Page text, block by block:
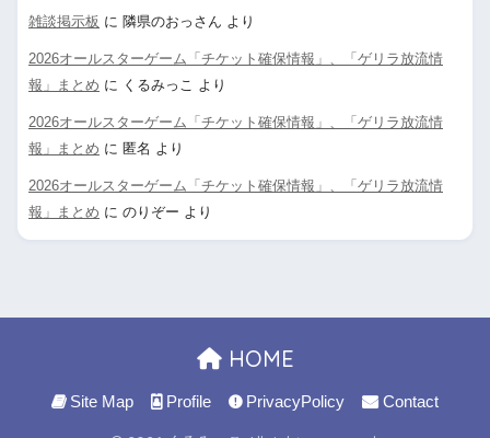
雑談掲示板 に 隣県のおっさん より
2026オールスターゲーム「チケット確保情報」、「ゲリラ放流情
報」まとめ に くるみっこ より
2026オールスターゲーム「チケット確保情報」、「ゲリラ放流情
報」まとめ に 匿名 より
2026オールスターゲーム「チケット確保情報」、「ゲリラ放流情
報」まとめ に のりぞー より
HOME
Site Map Profile PrivacyPolicy Contact